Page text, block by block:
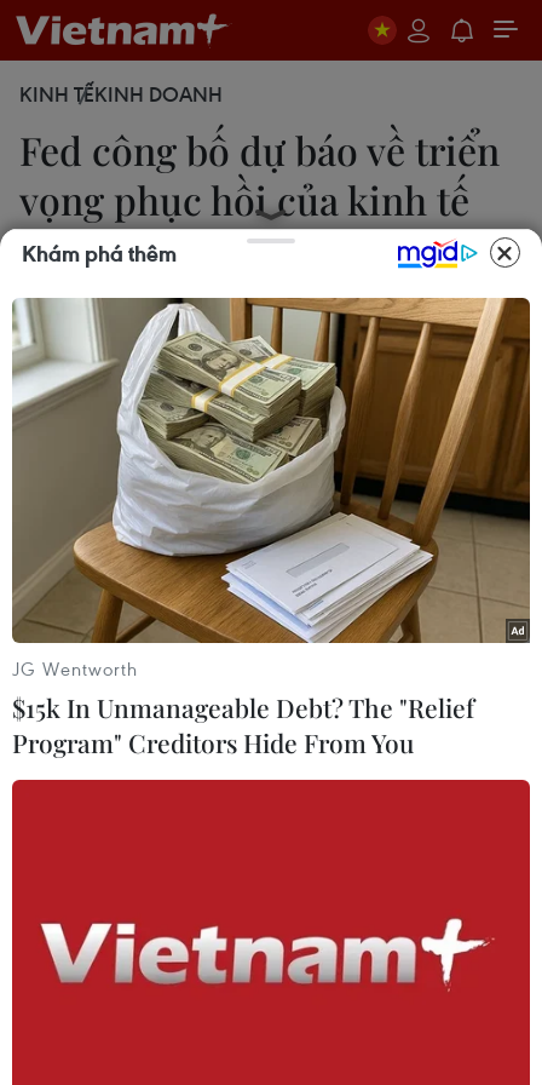
KINH TẾKINH DOANH
Fed công bố dự báo về triển
vọng phục hồi của kinh tế
Mỹ
Phạm Ngọc Ánh
10/06/2020 22:48
Dự báo của Fed được đưa ra sau một báo cáo về
tỷ lệ thất nghiệp trong tháng 5 đã thắp lên triển
vọng hồi phục kinh tế sau thời kỳ suy thoái do
COVID-19 gây ra, với việc Mỹ có thêm 2,5 triệu việc
làm.
Sàn Giao dịch Chứng khoán New York, Mỹ ngày 26/5/2020.
(Nguồn: THX/TTXVN)
Khám phá thêm
JG Wentworth
$15k In Unmanageable Debt? The "Relief
Program" Creditors Hide From You